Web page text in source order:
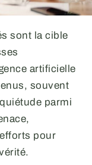
sont la cible
artificielle
souvent
parmi
pour